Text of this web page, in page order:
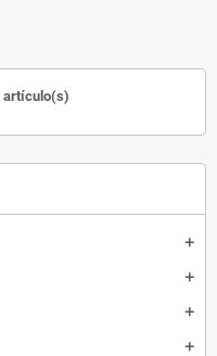
artículo(s)